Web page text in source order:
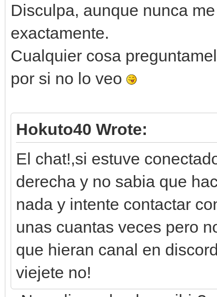
Disculpa, aunque nunca
exactamente.
Cualquier cosa
por si no lo veo
Hokuto40 Wrote:
El chat!,si estuve
derecha y no sabia que
nada y intente contactar
unas cuantas veces pero
que hieran canal en
viejete no!